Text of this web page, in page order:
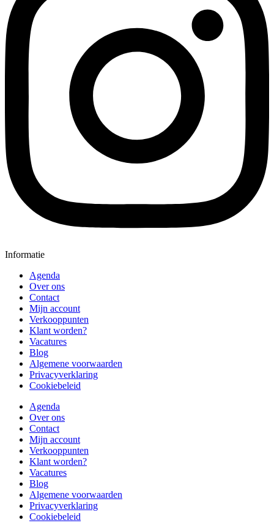
Informatie
Agenda
Over ons
Contact
Mijn account
Verkooppunten
Klant worden?
Vacatures
Blog
Algemene voorwaarden
Privacyverklaring
Cookiebeleid
Agenda
Over ons
Contact
Mijn account
Verkooppunten
Klant worden?
Vacatures
Blog
Algemene voorwaarden
Privacyverklaring
Cookiebeleid